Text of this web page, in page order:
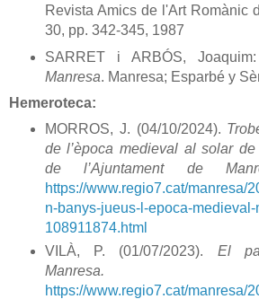
Revista Amics de l'Art Romànic
30, pp. 342-345, 1987
SARRET i ARBÓS,
Manresa. Manresa; Esparbé y
Hemeroteca:
MORROS, J. (04/10/2024).
de l’època medieval al solar de
de l’Ajuntament de
https://www.regio7.cat/manresa/
n-banys-jueus-l-epoca-medieval-
108911874.html
VILÀ, P. (01/07/2023). El
https://www.regio7.cat/manresa/